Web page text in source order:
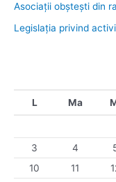
Asociaţii obşteşti din
Legislaţia privind
L Ma
3
4
10
11